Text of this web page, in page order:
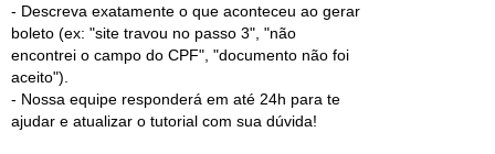
- Descreva exatamente o que aconteceu ao gerar
boleto (ex: "site travou no passo 3", "não
encontrei o campo do CPF", "documento não foi
aceito").
- Nossa equipe responderá em até 24h para te
ajudar e atualizar o tutorial com sua dúvida!